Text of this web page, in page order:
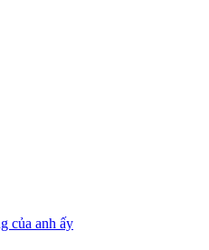
của anh ấy